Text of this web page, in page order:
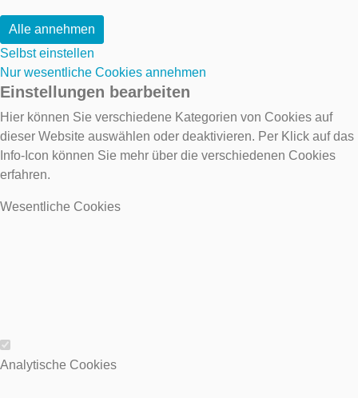
Alle annehmen
Selbst einstellen
Nur wesentliche Cookies annehmen
Einstellungen bearbeiten
Hier können Sie verschiedene Kategorien von Cookies auf
dieser Website auswählen oder deaktivieren. Per Klick auf das
Info-Icon können Sie mehr über die verschiedenen Cookies
erfahren.
Wesentliche Cookies
Wesentliche Cookies
Analytische Cookies